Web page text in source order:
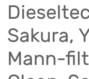
Sakura,
Mann-